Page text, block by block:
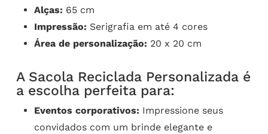
Alças: 65 cm
Impressão: Serigrafia em até 4 cores
Área de personalização: 20 x 20 cm
A Sacola Reciclada Personalizada é
a escolha perfeita para:
Eventos corporativos: Impressione seus
convidados com um brinde elegante e